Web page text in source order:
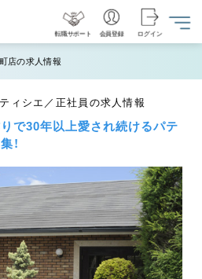
転職サポート 会員登録 ログイン
店の求人情報
ィシエ／正社員の求人情報
で30年以上愛され続けるパテ
！